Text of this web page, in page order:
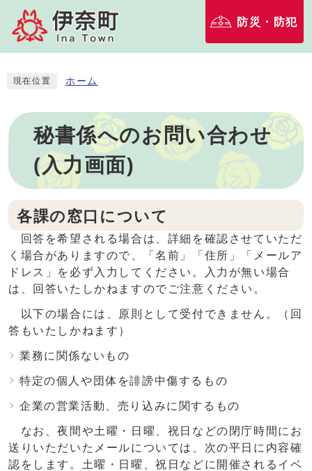
防災・防犯
現在位置 ホーム
秘書係へのお問い合わせ
(入力画面)
各課の窓口について
回答を希望される場合は、詳細を確認させていただ
く場合がありますので、「名前」「住所」「メールア
ドレス」を必ず入力してください。入力が無い場合
は、回答いたしかねますのでご注意ください。
以下の場合には、原則として受付できません。（回
答もいたしかねます）
業務に関係ないもの
特定の個人や団体を誹謗中傷するもの
企業の営業活動、売り込みに関するもの
なお、夜間や土曜・日曜、祝日などの閉庁時間にお
送りいただいたメールについては、次の平日に内容確
認をします。土曜・日曜、祝日などに開催されるイベ